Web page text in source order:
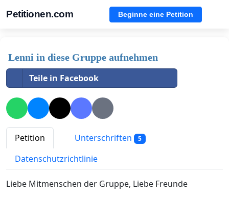
Petitionen.com Beginne eine Petition
Lenni in diese Gruppe aufnehmen
Teile in Facebook
Petition Unterschriften 5
Datenschutzrichtlinie
Liebe Mitmenschen der Gruppe, Liebe Freunde